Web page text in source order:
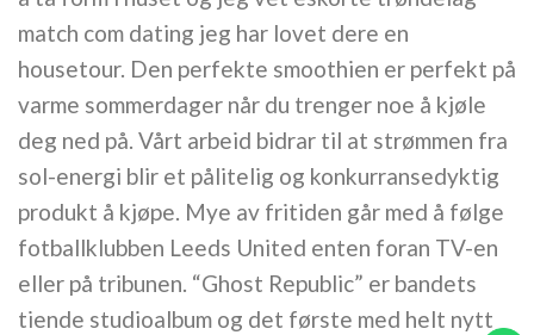
match com dating jeg har lovet dere en
housetour. Den perfekte smoothien er perfekt på
varme sommerdager når du trenger noe å kjøle
deg ned på. Vårt arbeid bidrar til at strømmen fra
sol-energi blir et pålitelig og konkurransedyktig
produkt å kjøpe. Mye av fritiden går med å følge
fotballklubben Leeds United enten foran TV-en
eller på tribunen. “Ghost Republic” er bandets
tiende studioalbum og det første med helt nytt